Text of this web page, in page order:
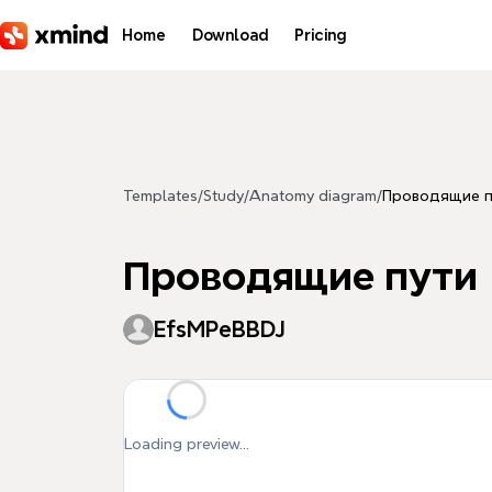
Home Download Pricing
Templates/Study/Anatomy diagram/Проводящие
Проводящие пути
EfsMPeBBDJ
Loading preview...